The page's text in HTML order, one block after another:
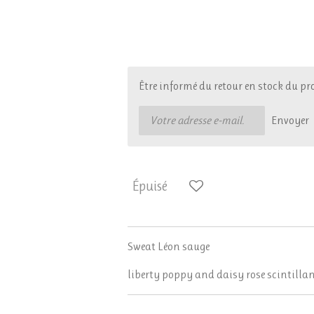
Être informé du retour en stock du
Envoyer
Épuisé
Sweat Léon sauge
liberty poppy and daisy rose